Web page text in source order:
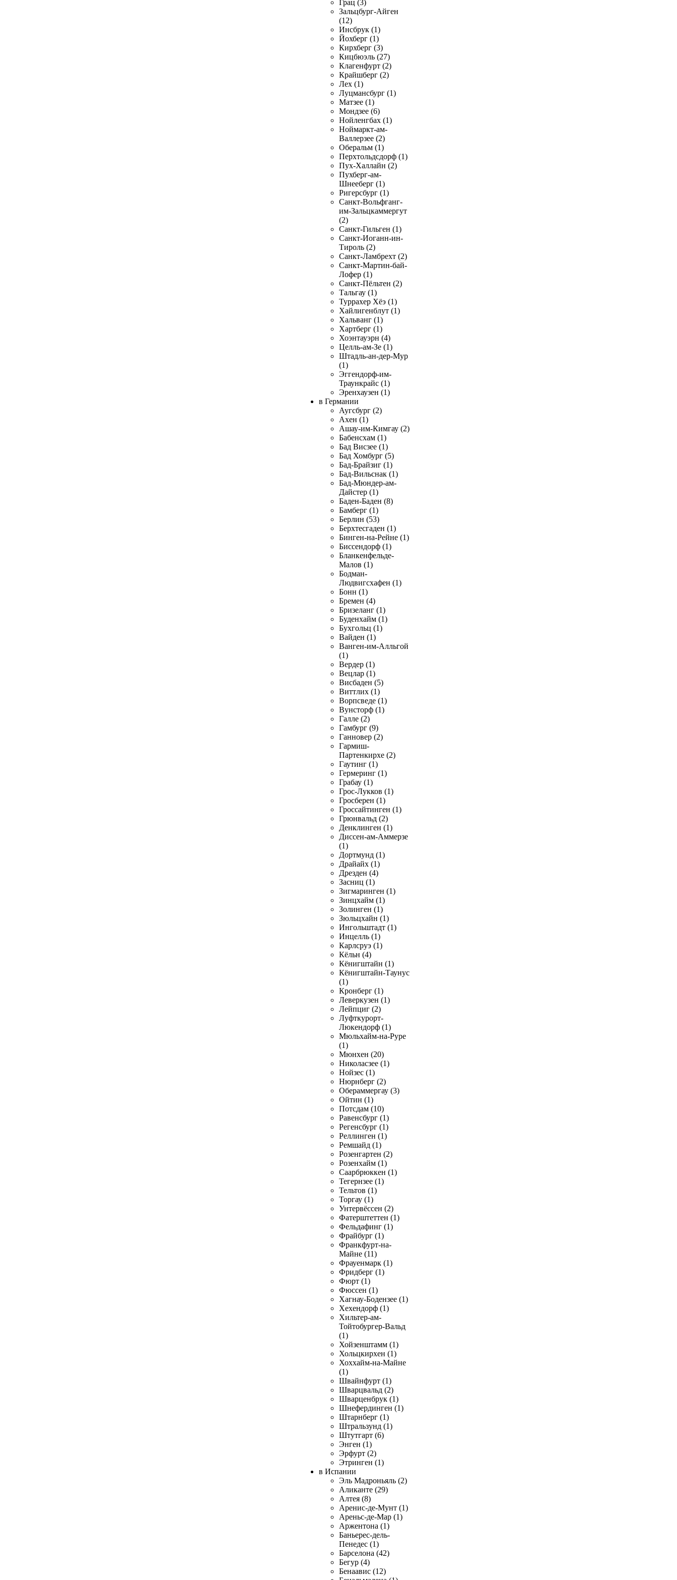
Грац (3)
Зальцбург-Айген
(12)
Инсбрук (1)
Йохберг (1)
Кирхберг (3)
Кицбюэль (27)
Клагенфурт (2)
Крайшберг (2)
Лех (1)
Луцмансбург (1)
Матзее (1)
Мондзее (6)
Нойленгбах (1)
Ноймаркт-ам-
Валлерзее (2)
Оберальм (1)
Перхтольдсдорф (1)
Пух-Халлайн (2)
Пухберг-ам-
Шнееберг (1)
Ригерсбург (1)
Санкт-Вольфганг-
им-Зальцкаммергут
(2)
Санкт-Гильген (1)
Санкт-Иоганн-ин-
Тироль (2)
Санкт-Ламбрехт (2)
Санкт-Мартин-бай-
Лофер (1)
Санкт-Пёльтен (2)
Тальгау (1)
Туррахер Хёэ (1)
Хайлигенблут (1)
Хальванг (1)
Хартберг (1)
Хоэнтауэрн (4)
Целль-ам-Зе (1)
Штадль-ан-дер-Мур
(1)
Эггендорф-им-
Траункрайс (1)
Эренхаузен (1)
в Германии
Аугсбург (2)
Ахен (1)
Ашау-им-Кимгау (2)
Бабенсхам (1)
Бад Висзее (1)
Бад Хомбург (5)
Бад-Брайзиг (1)
Бад-Вильснак (1)
Бад-Мюндер-ам-
Дайстер (1)
Баден-Баден (8)
Бамберг (1)
Берлин (53)
Берхтесгаден (1)
Бинген-на-Рейне (1)
Биссендорф (1)
Бланкенфельде-
Малов (1)
Бодман-
Людвигсхафен (1)
Бонн (1)
Бремен (4)
Бризеланг (1)
Буденхайм (1)
Бухгольц (1)
Вайден (1)
Ванген-им-Алльгой
(1)
Вердер (1)
Вецлар (1)
Висбаден (5)
Виттлих (1)
Ворпсведе (1)
Вунсторф (1)
Галле (2)
Гамбург (9)
Ганновер (2)
Гармиш-
Партенкирхе (2)
Гаутинг (1)
Гермеринг (1)
Грабау (1)
Грос-Лукков (1)
Гросберен (1)
Гроссайтинген (1)
Грюнвальд (2)
Денклинген (1)
Диссен-ам-Аммерзе
(1)
Дортмунд (1)
Драйайх (1)
Дрезден (4)
Засниц (1)
Зигмаринген (1)
Зинцхайм (1)
Золинген (1)
Зюльцхайн (1)
Ингольштадт (1)
Инцелль (1)
Карлсруэ (1)
Кёльн (4)
Кёнигштайн (1)
Кёнигштайн-Таунус
(1)
Кронберг (1)
Леверкузен (1)
Лейпциг (2)
Луфткурорт-
Люкендорф (1)
Мюльхайм-на-Руре
(1)
Мюнхен (20)
Николасзее (1)
Нойзес (1)
Нюрнберг (2)
Обераммергау (3)
Ойтин (1)
Потсдам (10)
Равенсбург (1)
Регенсбург (1)
Реллинген (1)
Ремшайд (1)
Розенгартен (2)
Розенхайм (1)
Саарбрюккен (1)
Тегернзее (1)
Тельтов (1)
Торгау (1)
Унтервёссен (2)
Фатерштеттен (1)
Фельдафинг (1)
Фрайбург (1)
Франкфурт-на-
Майне (11)
Фрауенмарк (1)
Фридберг (1)
Фюрт (1)
Фюссен (1)
Хагнау-Бодензее (1)
Хехендорф (1)
Хильтер-ам-
Тойтобургер-Вальд
(1)
Хойзенштамм (1)
Хольцкирхен (1)
Хоххайм-на-Майне
(1)
Швайнфурт (1)
Шварцвальд (2)
Шварценбрук (1)
Шнефердинген (1)
Штарнберг (1)
Штральзунд (1)
Штутгарт (6)
Энген (1)
Эрфурт (2)
Этринген (1)
в Испании
Эль Мадроньяль (2)
Аликанте (29)
Алтея (8)
Аренис-де-Мунт (1)
Ареньс-де-Мар (1)
Аржентона (1)
Баньерес-дель-
Пенедес (1)
Барселона (42)
Бегур (4)
Бенаавис (12)